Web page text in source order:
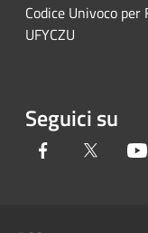
Codice Univoco
UFYCZU
Seguici su
Facebook Twitter